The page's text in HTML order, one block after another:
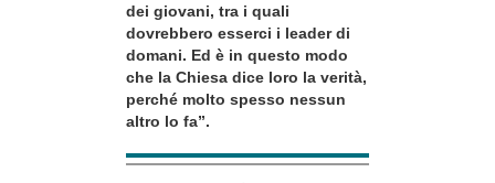
dei giovani, tra i quali
dovrebbero esserci i leader di
domani. Ed è in questo modo
che la Chiesa dice loro la verità,
perché molto spesso nessun
altro lo fa”.